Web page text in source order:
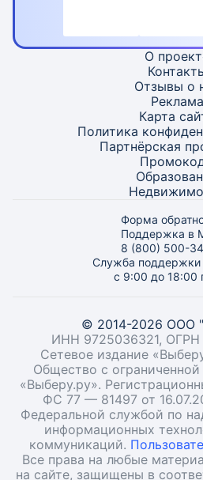
О
Отзывы о
Реклама
Карта
Политика
Партнёрская
Форма
Поддержка в
8 (800) 500-
Служба
с 9:00 до 18:00
© 2014-2026 ООО
ИНН 9725036321, ОГРН
Сетевое издание
Общество с
«Выберу.ру».
ФС 77 — 81497 от
Федеральной службой по
информационных
коммуникаций.
Все права на любые
на сайте, защищены в